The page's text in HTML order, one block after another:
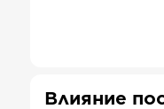
Влияние